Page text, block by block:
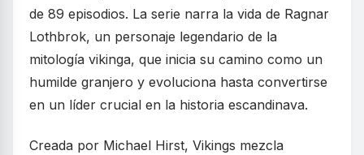
de 89 episodios. La serie narra la vida de Ragnar
Lothbrok, un personaje legendario de la
mitología vikinga, que inicia su camino como un
humilde granjero y evoluciona hasta convertirse
en un líder crucial en la historia escandinava.
Creada por Michael Hirst, Vikings mezcla